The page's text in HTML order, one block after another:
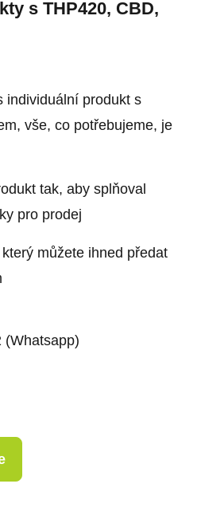
s THP420, CBD,
individuální produkt s
vše, co potřebujeme, je
tak, aby splňoval
pro prodej
můžete ihned předat
(Whatsapp)